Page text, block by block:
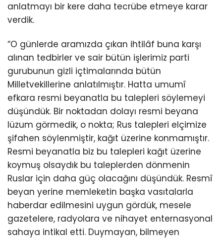
anlatmayı bir kere daha tecrübe etmeye karar
verdik.
“O günlerde aramızda çıkan ihtilâf buna karşı
alınan tedbirler ve sair bütün işlerimiz parti
gurubunun gizli içtimalarında bütün
Milletvekillerine anlatılmıştır. Hatta umumî
efkara resmi beyanatla bu talepleri söylemeyi
düşündük. Bir noktadan dolayı resmi beyana
lüzum görmedik, o nokta; Rus talepleri elçimize
şifahen söylenmiştir, kağıt üzerine konmamıştır.
Resmi beyanatla biz bu talepleri kağıt üzerine
koymuş olsaydık bu taleplerden dönmenin
Ruslar için daha güç olacağını düşündük. Resmî
beyan yerine memleketin başka vasıtalarla
haberdar edilmesini uygun gördük, mesele
gazetelere, radyolara ve nihayet enternasyonal
sahaya intikal etti. Duymayan, bilmeyen